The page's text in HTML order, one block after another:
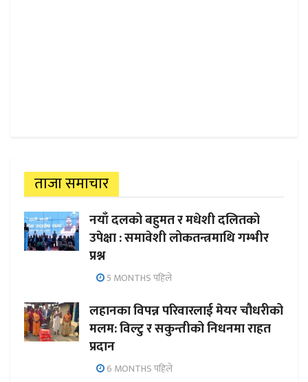
ताजा समाचार
नयाँ दलको बहुमत र मधेशी दलितको
उपेक्षा : समावेशी लोकतन्त्रमाथि गम्भीर
प्रश्न
5 MONTHS पहिले
लहानका विपन्न परिवारलाई मेयर चौधरीको
मलम: विल्टु र सकुन्तीको निधनमा राहत
प्रदान
6 MONTHS पहिले